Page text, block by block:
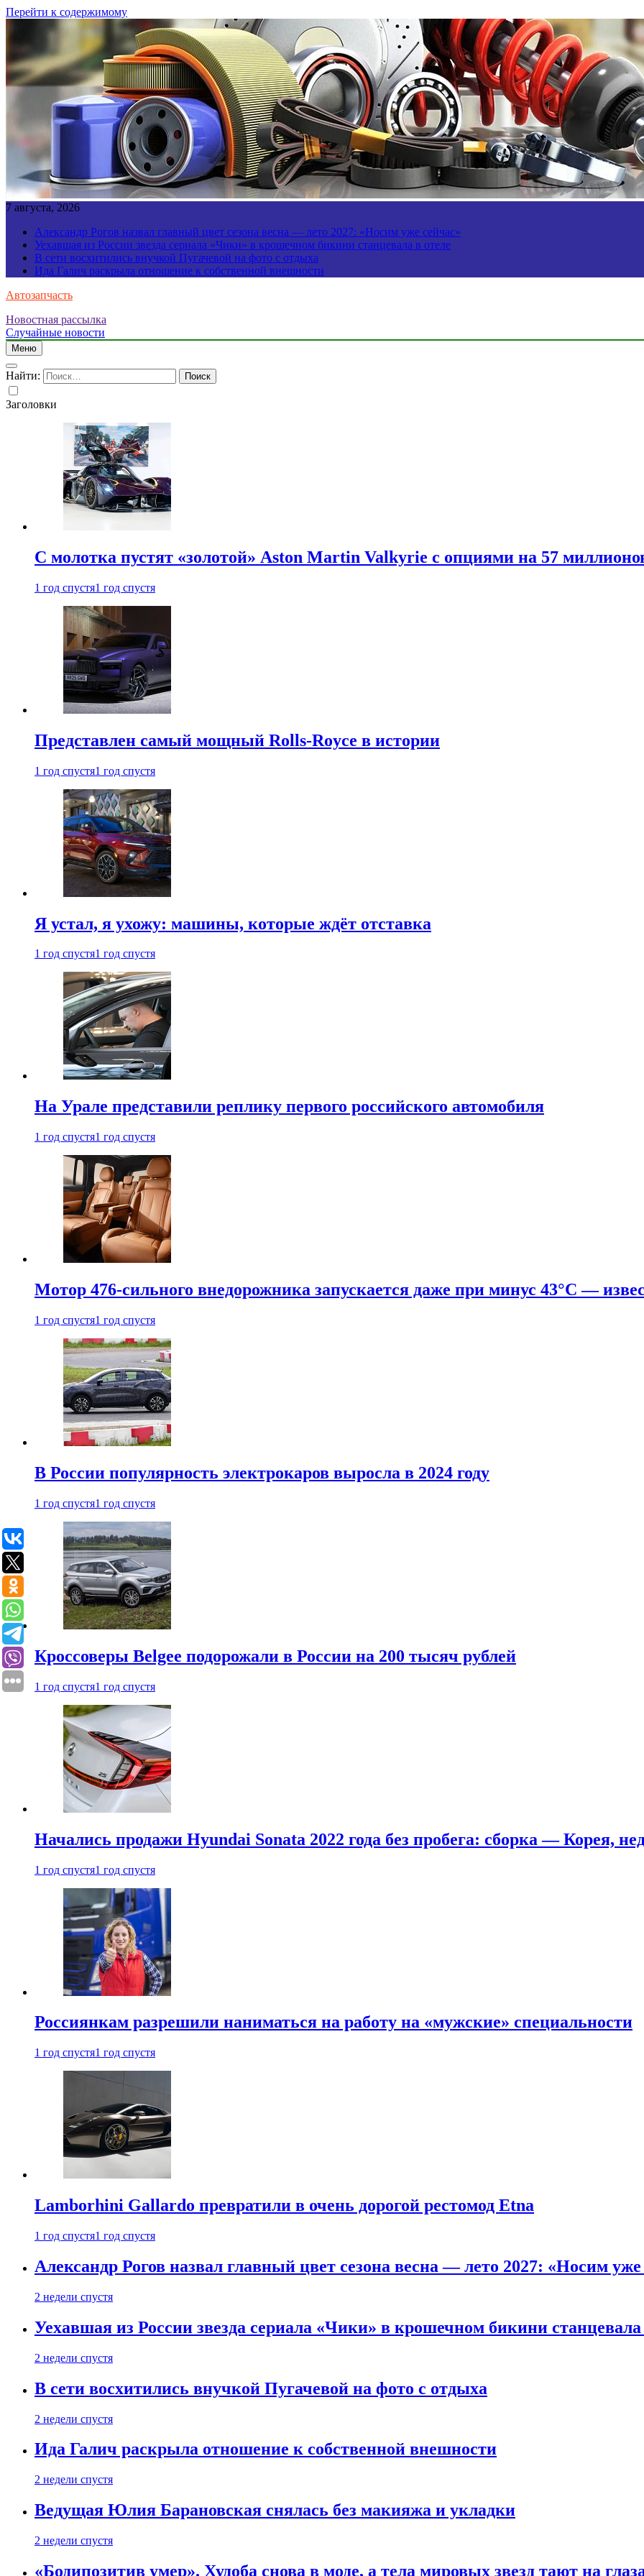
Перейти к содержимому
7 августа, 2026
Александр Рогов назвал главный цвет сезона весна — лето 2027: «Носим уже сейчас»
Уехавшая из России звезда сериала «Чики» в крошечном бикини станцевала в отеле
В сети восхитились внучкой Пугачевой на фото с отдыха
Ида Галич раскрыла отношение к собственной внешности
Автозапчасть
Новостная рассылка
Случайные новости
Меню
Найти:
Заголовки
С молотка пустят «золотой» Aston Martin Valkyrie с опциями на 57
1 год спустя1 год спустя
Представлен самый мощный Rolls-Royce в истории
1 год спустя1 год спустя
Я устал, я ухожу: машины, которые ждёт отставка
1 год спустя1 год спустя
На Урале представили реплику первого российского автомобиля
1 год спустя1 год спустя
Мотор 476-сильного внедорожника запускается даже при минус 43°С —
1 год спустя1 год спустя
В России популярность электрокаров выросла в 2024 году
1 год спустя1 год спустя
Кроссоверы Belgee подорожали в России на 200 тысяч рублей
1 год спустя1 год спустя
Начались продажи Hyundai Sonata 2022 года без пробега: сборка — Корея,
1 год спустя1 год спустя
Россиянкам разрешили наниматься на работу на «мужские» специальности
1 год спустя1 год спустя
Lamborhini Gallardo превратили в очень дорогой рестомод Etna
1 год спустя1 год спустя
Александр Рогов назвал главный цвет сезона весна — лето 2027: «Носим уже
2 недели спустя
Уехавшая из России звезда сериала «Чики» в крошечном бикини станцевала
2 недели спустя
В сети восхитились внучкой Пугачевой на фото с отдыха
2 недели спустя
Ида Галич раскрыла отношение к собственной внешности
2 недели спустя
Ведущая Юлия Барановская снялась без макияжа и укладки
2 недели спустя
«Бодипозитив умер». Худоба снова в моде, а тела мировых звезд тают на